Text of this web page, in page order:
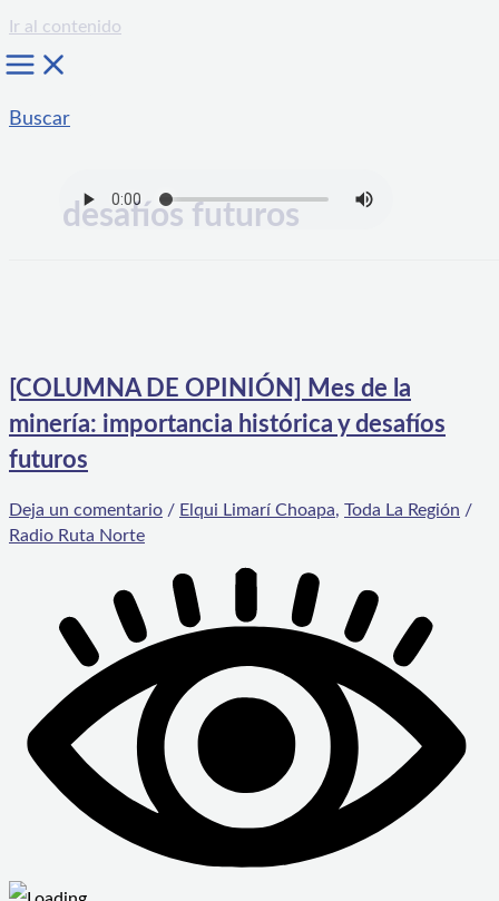
Ir al contenido
Buscar
desafíos futuros
[COLUMNA DE OPINIÓN] Mes de la
minería: importancia histórica y desafíos
futuros
Deja un comentario / Elqui Limarí Choapa, Toda La Región /
Radio Ruta Norte